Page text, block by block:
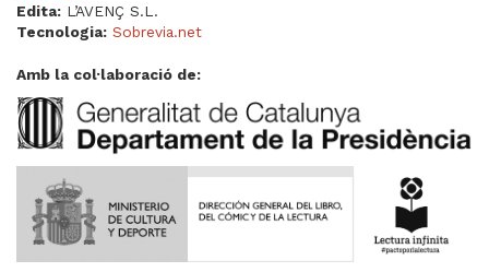
Edita: L’AVENÇ S.L.
Tecnologia: Sobrevia.net
Amb la col·laboració de: